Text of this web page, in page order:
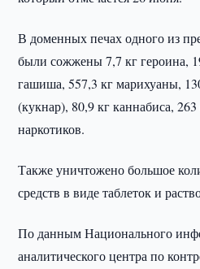
В доменных печах одного из
были сожжены 7,7 кг героина,
гашиша, 557,3 кг марихуаны,
(кукнар), 80,9 кг каннабиса,
наркотиков.
Также уничтожено большое
средств в виде таблеток и
По данным Национального
аналитического центра по